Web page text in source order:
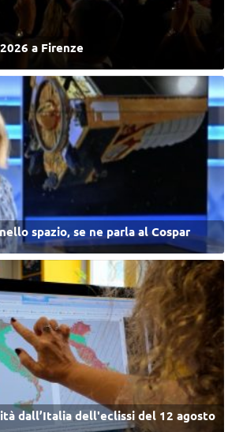
a Firenze
spazio, se ne parla al Cospar
dall’Italia dell'eclissi del 12 agosto